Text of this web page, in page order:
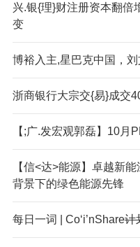
兴.银{理}财注册资本翻倍
变
博裕入主,星巴克中国，刘
浙商银行大宗交{易}成交
【;广.发宏观郭磊】10月
【信<达>能源】卓越新
背景下的绿色能源先锋
每日一词 | Co‘i’nShare计